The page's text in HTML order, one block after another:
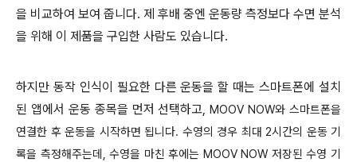
을 비교하여 보여 줍니다. 제 후배 중엔 운동량 측정보다 수면 분석
을 위해 이 제품을 구입한 사람도 있습니다.
하지만 동작 인식이 필요한 다른 운동을 할 때는 스마트폰에 설치
된 앱에서 운동 종목을 먼저 선택하고,MOOV NOW와 스마트폰을
연결한 후 운동을 시작하면 됩니다. 수영의 경우 최대 2시간의 운동 기
록을 측정해주는데, 수영을 마친 후에는 MOOV NOW 저장된 수영 기